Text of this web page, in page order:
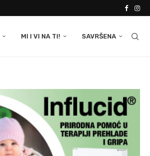
MI I VI NA TI! SAVRŠENA